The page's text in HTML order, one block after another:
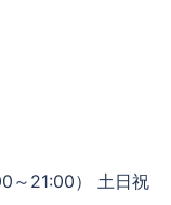
～21:00） 土日祝